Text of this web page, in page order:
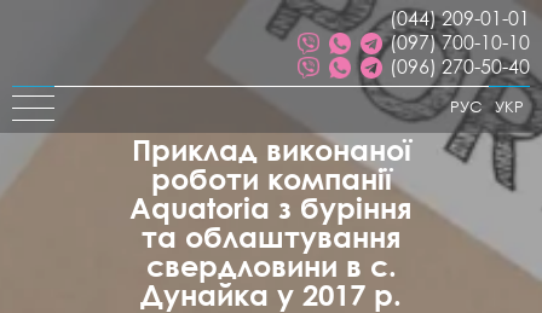
(044) 209-01-01
(097) 700-10-10
(096) 270-50-40
УКР
РУС
Приклад виконаної
роботи компанії
Aquatoria з буріння
та облаштування
свердловини в c.
Дунайка у 2017 р.